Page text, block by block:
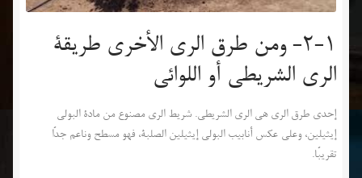
2-1- ومن طرق الري الأخرى طريقة
الري الشريطي أو اللوائي
إحدى طرق الري هي الري الشريطي. شريط الري مصنوع من مادة البولي
إيثيلين، وعلى عكس أنابيب البولي إيثيلين الصلبة، فهو مسطح وناعم جدًا
تقريبًا.